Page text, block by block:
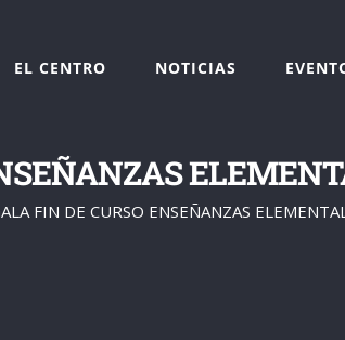
EL CENTRO NOTICIAS
FIN DE CURSO ENSEÑANZAS